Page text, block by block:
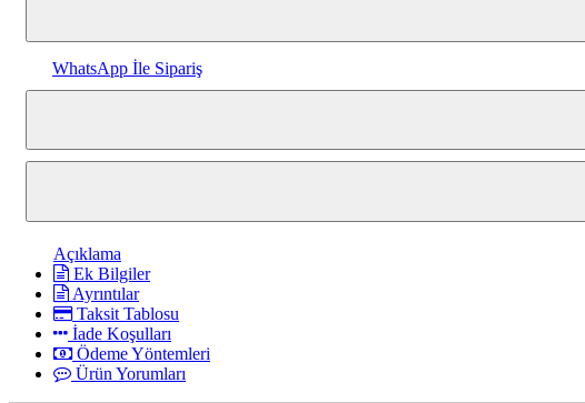
WhatsApp İle Sipariş
Açıklama
Ek Bilgiler
Ayrıntılar
Taksit Tablosu
İade Koşulları
Ödeme Yöntemleri
Ürün Yorumları